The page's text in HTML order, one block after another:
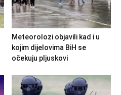
Meteorolozi objavili kad i u
kojim dijelovima BiH se
očekuju pljuskovi